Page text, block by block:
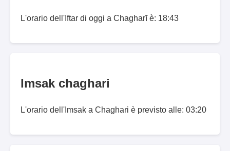
L'orario dell'Iftar di oggi a Chagharī è: 18:43
Imsak chaghari
L'orario dell'Imsak a Chaghari è previsto alle: 03:20